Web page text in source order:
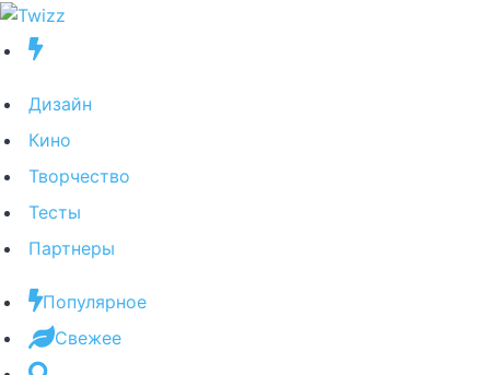
Дизайн
Кино
Творчество
Тесты
Партнеры
Популярное
Свежее